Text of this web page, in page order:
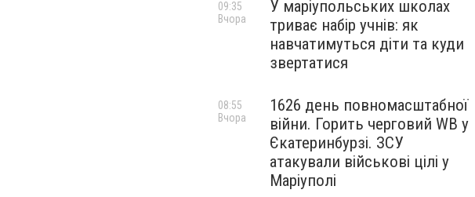
У маріупольських школах
триває набір учнів: як
навчатимуться діти та куди
звертатися
09:35
Вчора
1626 день повномасштабної
війни. Горить черговий WB у
Єкатеринбурзі. ЗСУ
атакували військові цілі у
Маріуполі
08:55
Вчора